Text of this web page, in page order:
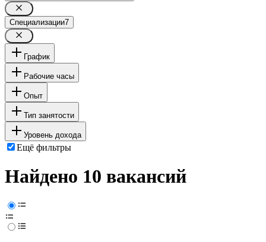
Специализации7
График
Рабочие часы
Опыт
Тип занятости
Уровень дохода
Ещё фильтры
Найдено 10 вакансий